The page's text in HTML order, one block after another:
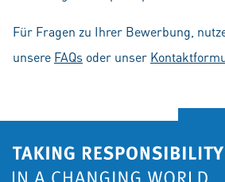
Für Fragen zu Ihrer Bewerbung,
unsere FAQs oder unser